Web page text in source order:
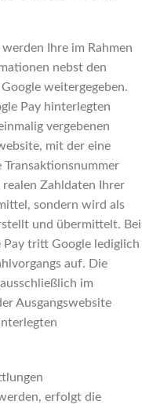
Ihre im Rahmen
nebst den
weitergegeben.
Pay hinterlegten
vergebenen
mit der eine
Zahldaten Ihrer
sondern wird als
und übermittelt. Bei
Pay tritt Google lediglich
auf. Die
im
Ausgangswebsite
erfolgt die